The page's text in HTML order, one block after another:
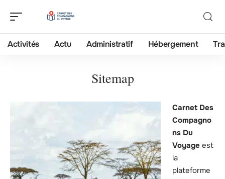
Activités Actu Administratif Hébergement
Sitemap
Carnet Des
Compagno
ns Du
Voyage est
la
plateforme